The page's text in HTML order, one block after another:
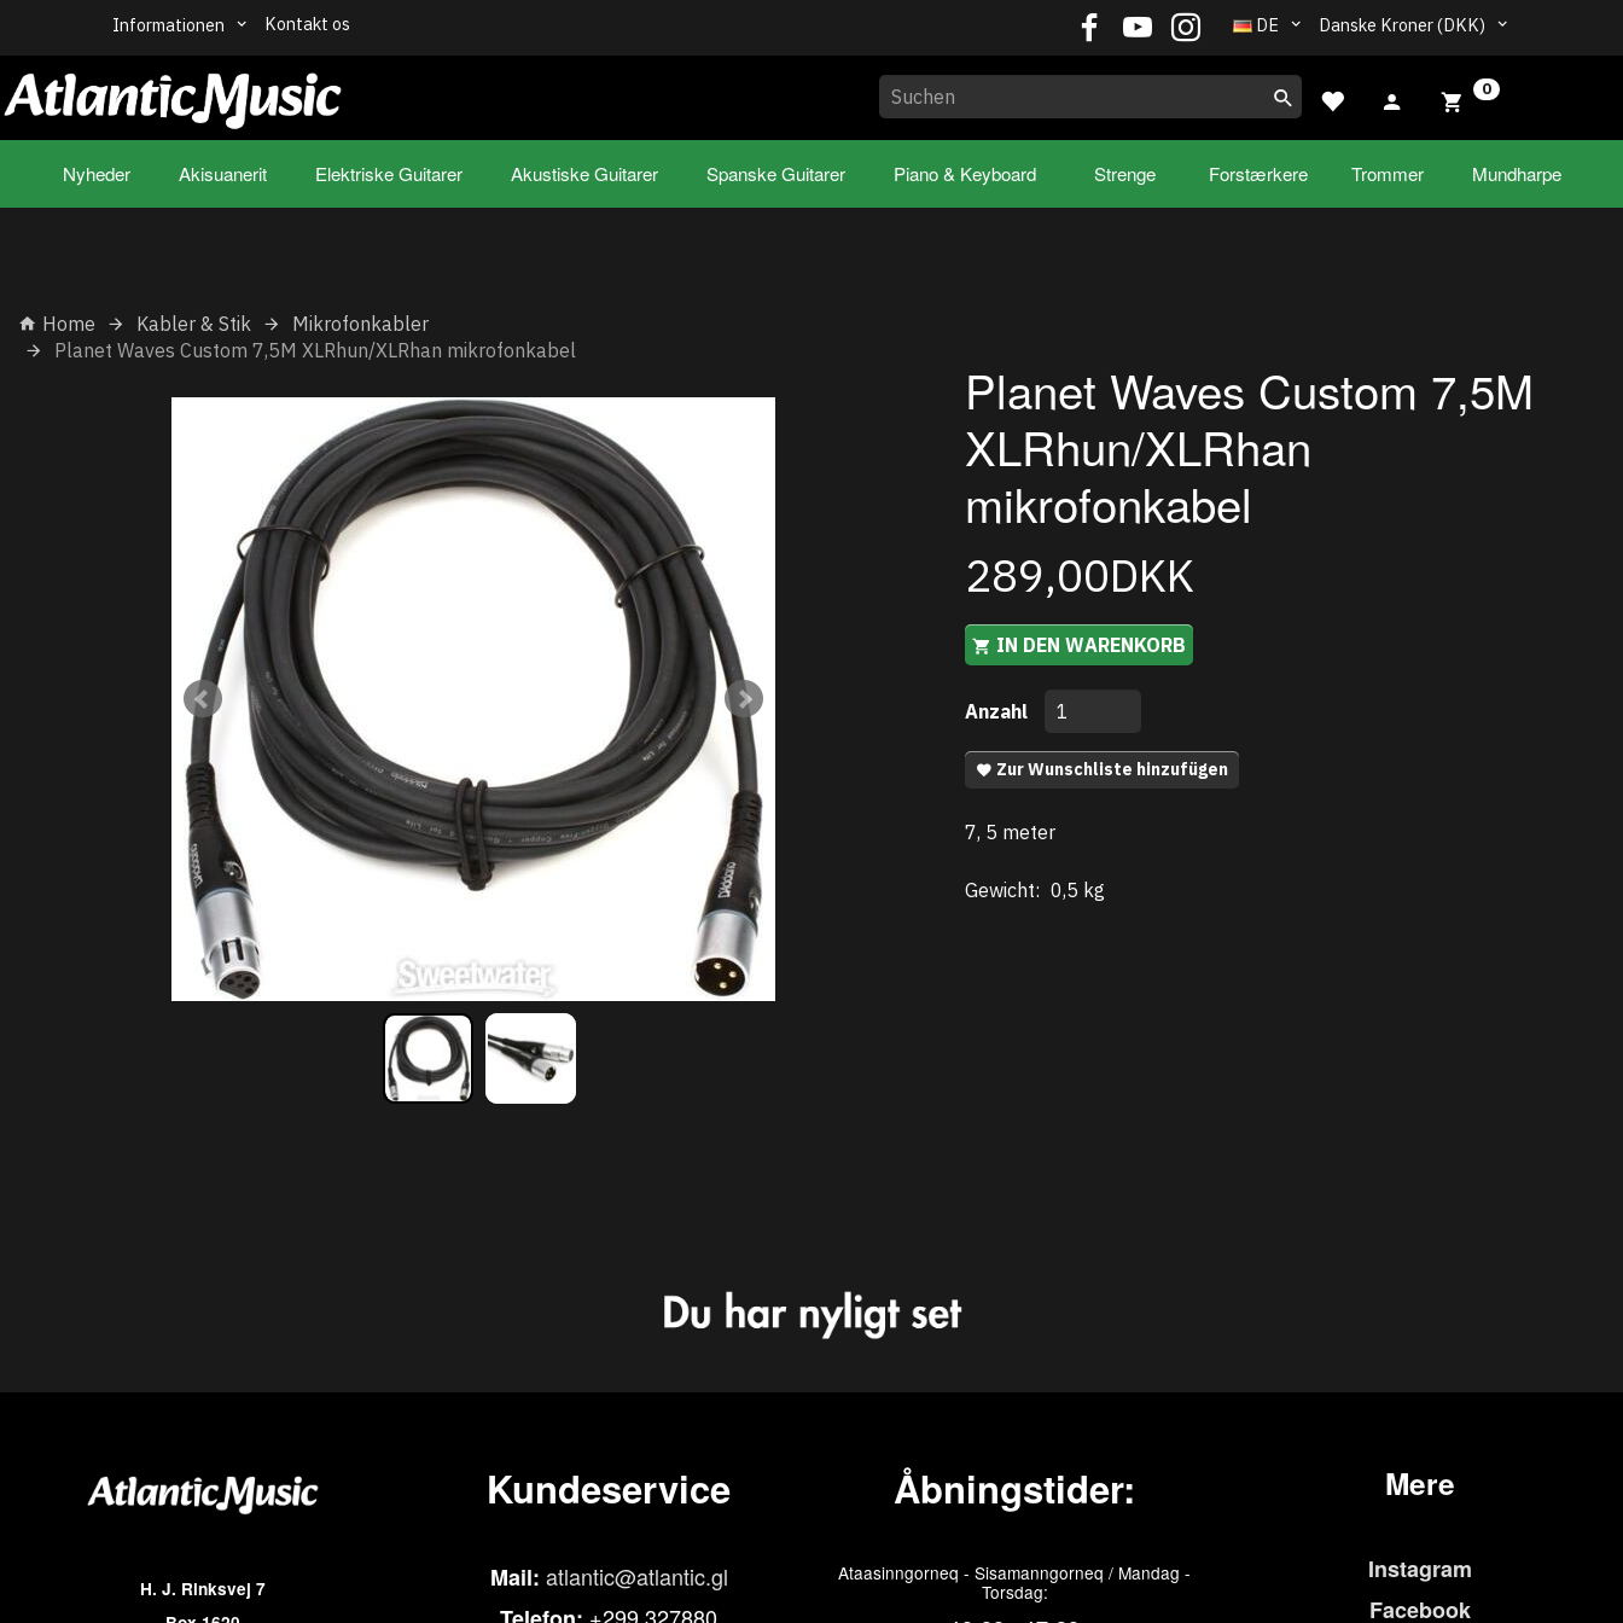
Danske Kroner (DKK)
DE
Informationen Kontakt os
0
Nyheder Akisuanerit Elektriske Guitarer Akustiske Guitarer Spanske Guitarer Piano & Keyboard Strenge Forstærkere Trommer Mundharpe
Home Kabler & Stik
Mikrofonkabler
Planet Waves Custom 7,5M XLRhun/XLRhan mikrofonkabel
Planet Waves Custom 7,5M
XLRhun/XLRhan
mikrofonkabel
289,00DKK
IN DEN WARENKORB
Anzahl
Zur Wunschliste hinzufügen
7, 5 meter
Gewicht: 0,5 kg
H. J. Rinksvej 7
Kundeservice
Mail: atlantic@atlantic.gl
Åbningstider:
Ataasinngorneq - Sisamanngorneq / Mandag -
Torsdag:
Mere
Instagram
Facebook